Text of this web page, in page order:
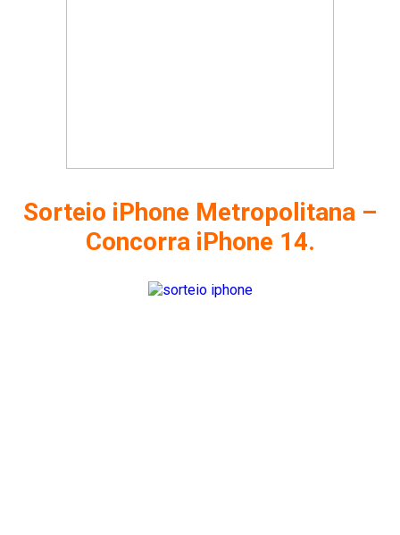
Sorteio iPhone Metropolitana –
Concorra iPhone 14.